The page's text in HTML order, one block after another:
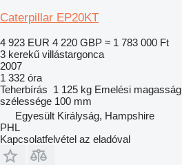
Caterpillar EP20KT
4 923 EUR 4 220 GBP ≈ 1 783 000 Ft
3 kerekű villástargonca
2007
1 332 óra
Teherbírás 1 125 kg Emelési magasság
szélessége 100 mm
Egyesült Királyság, Hampshire
PHL
Kapcsolatfelvétel az eladóval